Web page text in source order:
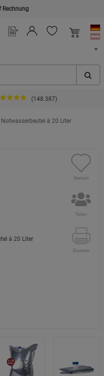
Rechnung
(148.387)
Notwasserbeutel à 20 Liter
Merken
Teilen
Drucken